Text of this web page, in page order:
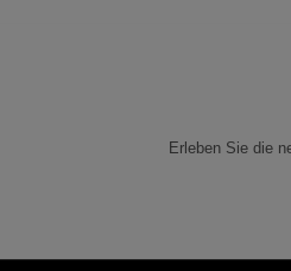
Erleben Sie die